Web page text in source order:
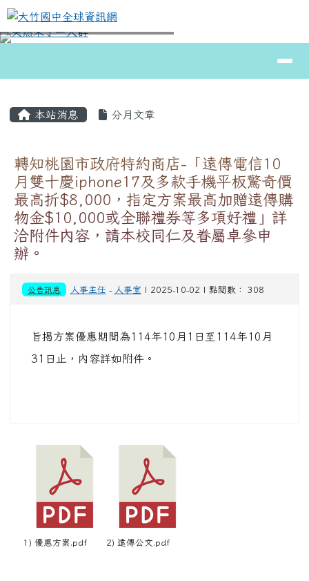
跳至主內容區
大竹國中全球資訊網
⏸
本站消息 分月文章
轉知桃園市政府特約商店-「遠傳電信10
月雙十慶iphone17及多款手機平板驚奇價
最高折$8,000，指定方案最高加贈遠傳購
物金$10,000或全聯禮券等多項好禮」詳
洽附件內容，請本校同仁及眷屬卓參申
辦。
公告訊息 人事主任 - 人事室 | 2025-10-02 | 點閱數： 308
旨揭方案優惠期間為114年10月1日至114年10月
31日止，內容詳如附件。
1) 優惠方案.pdf 2) 遠傳公文.pdf